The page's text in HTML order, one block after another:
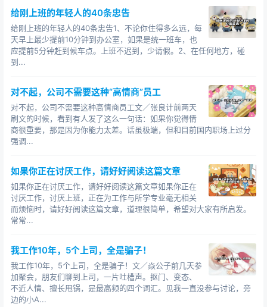
的活着。
3种职场行为妨碍你成功 积极幻想妨碍你在现实世界取得
成功 莫让职场小事妨碍大前途
给刚上班的年轻人的40条忠告
给刚上班的年轻人的40条忠告1、不论你住得多么远，每
天早上最少提前10分钟到办公室，如果是统一班车，也
应提前5分钟赶到候车点。上班不迟到，少请假。2、在任何地方，碰
到...
对不起，公司不需要这种“高情商”员工
对不起，公司不需要这种高情商员工文／张良计前两天
刷文的时候，看到有人发了这么一句话：如果你觉得情
商很重要，那是因为你能力太差。话虽极端，但和目前国内职场上过分
强调...
如果你正在讨厌工作，请好好阅读这篇文章
如果你正在讨厌工作，请好好阅读这篇文章如果你正在
讨厌工作，讨厌上班，正在为工作与所学专业毫无相关
而烦恼时，请好好阅读这篇文章，道理很简单，希望对大家有所启发。
常常...
我工作10年，5个上司，全是骗子！
我工作10年，5个上司，全是骗子！文／焱公子前几天参
加聚会，朋友们聊到上司，一片吐槽声。抠门、变态、
不近人情、擅长甩锅，是最高频的四个词汇。见我一直没参与讨论，旁
边的小A...